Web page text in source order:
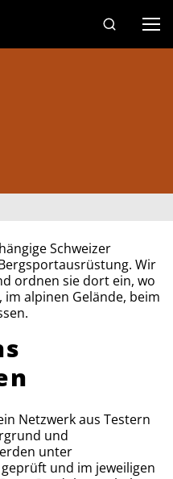
Schweizer
Wir
ordnen sie dort ein, wo
alpinen Gelände, beim
Netzwerk aus Testern
und
unter
und im jeweiligen